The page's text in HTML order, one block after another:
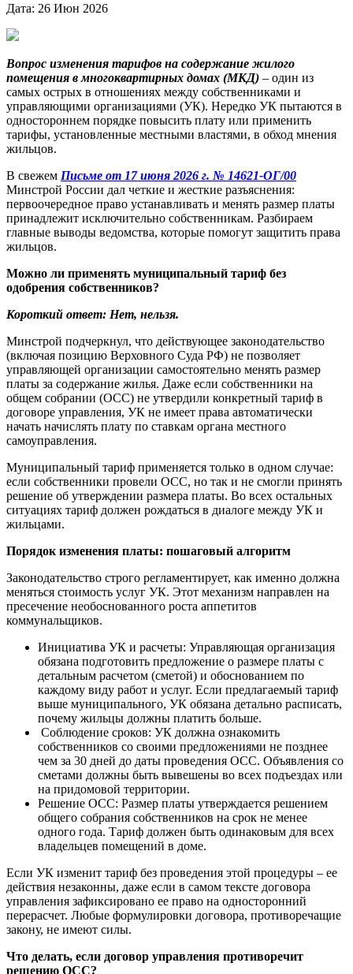
Дата: 26 Июн 2026
Вопрос изменения тарифов на содержание жилого
помещения в многоквартирных домах (МКД) – один из
самых острых в отношениях между собственниками и
управляющими организациями (УК). Нередко УК пытаются в
одностороннем порядке повысить плату или применить
тарифы, установленные местными властями, в обход мнения
жильцов.
В свежем Письме от 17 июня 2026 г. № 14621-ОГ/00
Минстрой России дал четкие и жесткие разъяснения:
первоочередное право устанавливать и менять размер платы
принадлежит исключительно собственникам. Разбираем
главные выводы ведомства, которые помогут защитить права
жильцов.
Можно ли применять муниципальный тариф без
одобрения собственников?
Короткий ответ: Нет, нельзя.
Минстрой подчеркнул, что действующее законодательство
(включая позицию Верховного Суда РФ) не позволяет
управляющей организации самостоятельно менять размер
платы за содержание жилья. Даже если собственники на
общем собрании (ОСС) не утвердили конкретный тариф в
договоре управления, УК не имеет права автоматически
начать начислять плату по ставкам органа местного
самоуправления.
Муниципальный тариф применяется только в одном случае:
если собственники провели ОСС, но так и не смогли принять
решение об утверждении размера платы. Во всех остальных
ситуациях тариф должен рождаться в диалоге между УК и
жильцами.
Порядок изменения платы: пошаговый алгоритм
Законодательство строго регламентирует, как именно должна
меняться стоимость услуг УК. Этот механизм направлен на
пресечение необоснованного роста аппетитов
коммунальщиков.
Инициатива УК и расчеты: Управляющая организация
обязана подготовить предложение о размере платы с
детальным расчетом (сметой) и обоснованием по
каждому виду работ и услуг. Если предлагаемый тариф
выше муниципального, УК обязана детально расписать,
почему жильцы должны платить больше.
Соблюдение сроков: УК должна ознакомить
собственников со своими предложениями не позднее
чем за 30 дней до даты проведения ОСС. Объявления со
сметами должны быть вывешены во всех подъездах или
на придомовой территории.
Решение ОСС: Размер платы утверждается решением
общего собрания собственников на срок не менее
одного года. Тариф должен быть одинаковым для всех
владельцев помещений в доме.
Если УК изменит тариф без проведения этой процедуры – ее
действия незаконны, даже если в самом тексте договора
управления зафиксировано ее право на односторонний
перерасчет. Любые формулировки договора, противоречащие
закону, не имеют силы.
Что делать, если договор управления противоречит
решению ОСС?